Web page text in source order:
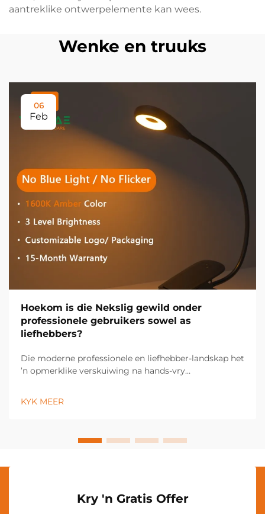
aantreklike ontwerpelemente kan wees.
Wenke en truuks
06
Feb
Hoekom is die Nekslig gewild onder
professionele gebruikers sowel as
liefhebbers?
Die moderne professionele en liefhebber-landskap het
’n opmerklike verskuiwing na hands-vry
verskeidenheid nydige en persoonlike toepassings.
KYK MEER
Kry 'n Gratis Offer